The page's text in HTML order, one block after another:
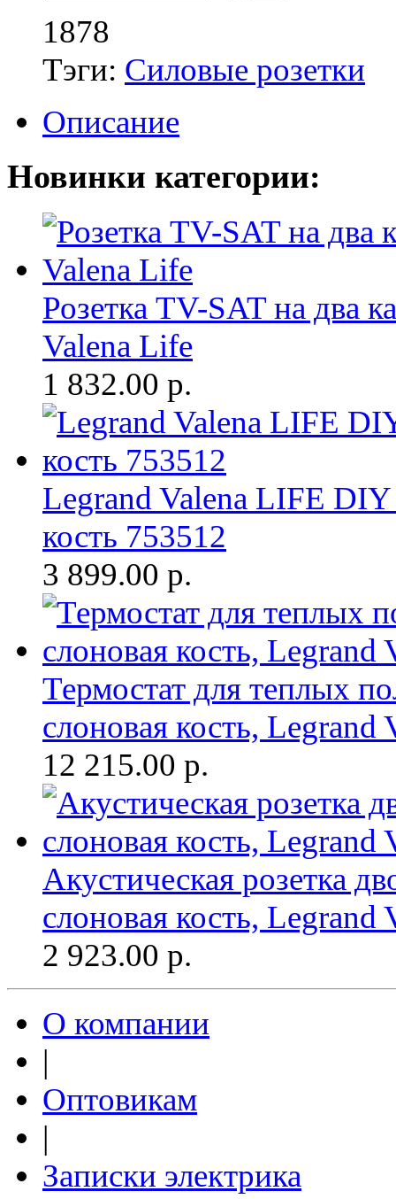
1878
Тэги: Силовые розетки
Описание
Новинки категории:
Розетка TV-SAT на два
Valena Life
1 832.00 р.
Legrand Valena LIFE
кость 753512
3 899.00 р.
Термостат для теплых
слоновая кость,
12 215.00 р.
Акустическая розетка
слоновая кость,
2 923.00 р.
О компании
|
Оптовикам
|
Записки электрика